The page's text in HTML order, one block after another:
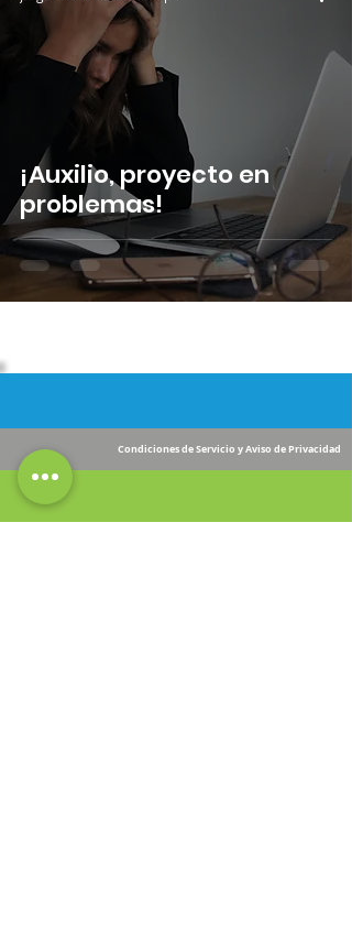
¡Auxilio, proyecto en
problemas!
Condiciones de Servicio y Aviso de Privacidad